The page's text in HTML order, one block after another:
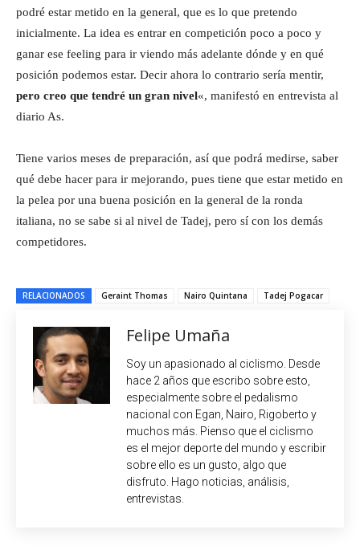
podré estar metido en la general, que es lo que pretendo
inicialmente. La idea es entrar en competición poco a poco y
ganar ese feeling para ir viendo más adelante dónde y en qué
posición podemos estar. Decir ahora lo contrario sería mentir,
pero creo que tendré un gran nivel«, manifestó en entrevista al
diario As.
Tiene varios meses de preparación, así que podrá medirse, saber
qué debe hacer para ir mejorando, pues tiene que estar metido en
la pelea por una buena posición en la general de la ronda
italiana, no se sabe si al nivel de Tadej, pero sí con los demás
competidores.
RELACIONADOS Geraint Thomas Nairo Quintana Tadej Pogacar
Felipe Umaña
Soy un apasionado al ciclismo. Desde
hace 2 años que escribo sobre esto,
especialmente sobre el pedalismo
nacional con Egan, Nairo, Rigoberto y
muchos más. Pienso que el ciclismo
es el mejor deporte del mundo y escribir
sobre ello es un gusto, algo que
disfruto. Hago noticias, análisis,
entrevistas.